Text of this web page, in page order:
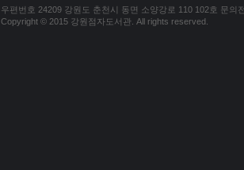
우편번호 24209 강원도 춘천시 동면 소양강로 110 102호 문의
Copyright © 2015 강원점자도서관. All rights reserved.